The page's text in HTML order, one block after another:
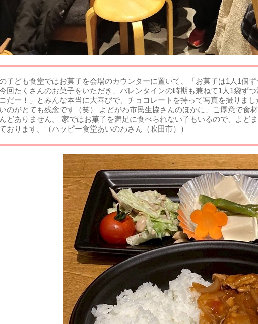
子ども食堂ではお菓子を会場のカウンターに置いて、「お菓子は1人1個
回たくさんのお菓子をいただき、バレンタインの時期も兼ねて1人1袋ず
だー！」とみんな本当に大喜びで、チョコレートを持って写真を撮りま
のがとても残念です（笑） よどがわ市民生協さんのほかに、ご厚意で食
どありません。 家ではお菓子を満足に食べられない子もいるので、よど
おります。（ハッピー食堂あいのわさん（吹田市））